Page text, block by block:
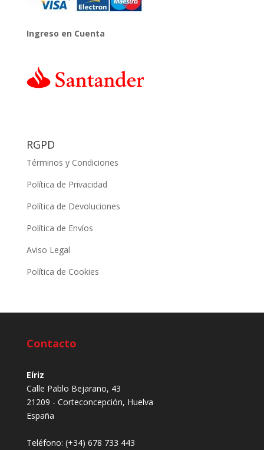
Ingreso en Cuenta
RGPD
Términos y Condiciones
Política de Privacidad
Política de Devoluciones
Política de Envíos
Aviso Legal
Política de Cookies
Contacto
Eíriz
Calle Pablo Bejarano, 43
21209 - Corteconcepción, Huelva
España
Teléfono: (+34) 678 733 443